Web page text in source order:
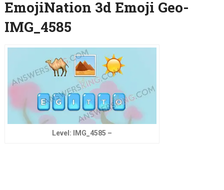
EmojiNation 3d Emoji Geo-
IMG_4585
Level: IMG_4585 –